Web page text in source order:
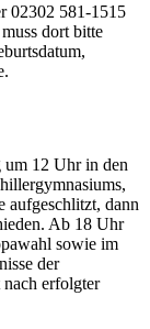
02302 581-1515
dort bitte
um 12 Uhr in den
aufgeschlitzt, dann
Ab 18 Uhr
sowie im
der
erfolgter